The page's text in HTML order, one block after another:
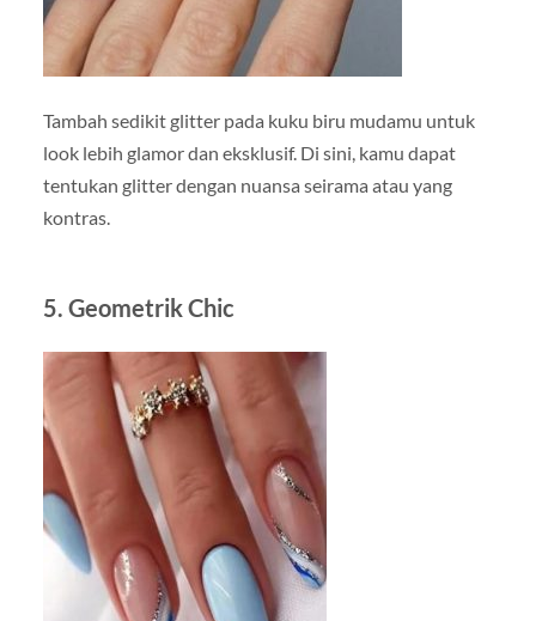
Tambah sedikit glitter pada kuku biru mudamu untuk
look lebih glamor dan eksklusif. Di sini, kamu dapat
tentukan glitter dengan nuansa seirama atau yang
kontras.
5. Geometrik Chic